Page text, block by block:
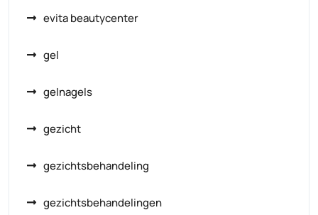
evita beautycenter
gel
gelnagels
gezicht
gezichtsbehandeling
gezichtsbehandelingen